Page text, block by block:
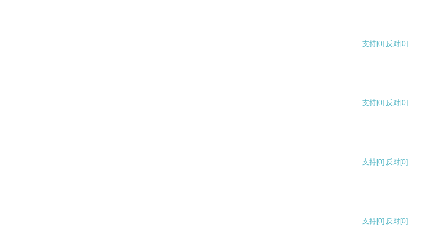
支持[0] 反对[0]
支持[0] 反对[0]
支持[0] 反对[0]
支持[0] 反对[0]